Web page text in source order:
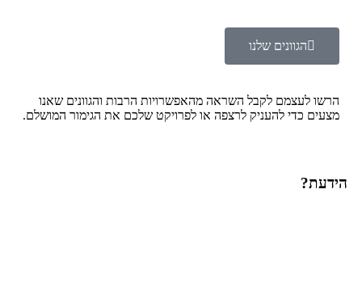
הגוונים שלנו
הרשו לעצמם לקבל השראה מהאפשרויות הרבות והגוונים שאנו
מצעים כדי להעניק לרצפה או לפרויקט שלכם את הגימור המושלם.
הידעת?